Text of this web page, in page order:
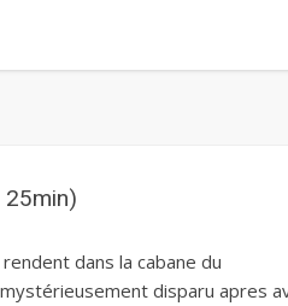
25min)
dans la cabane du
disparu apres